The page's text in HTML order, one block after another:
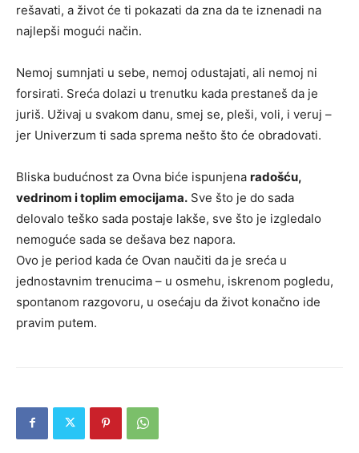
rešavati, a život će ti pokazati da zna da te iznenadi na
najlepši mogući način.
Nemoj sumnjati u sebe, nemoj odustajati, ali nemoj ni
forsirati. Sreća dolazi u trenutku kada prestaneš da je
juriš. Uživaj u svakom danu, smej se, pleši, voli, i veruj –
jer Univerzum ti sada sprema nešto što će obradovati.
Bliska budućnost za Ovna biće ispunjena radošću,
vedrinom i toplim emocijama. Sve što je do sada
delovalo teško sada postaje lakše, sve što je izgledalo
nemoguće sada se dešava bez napora.
Ovo je period kada će Ovan naučiti da je sreća u
jednostavnim trenucima – u osmehu, iskrenom pogledu,
spontanom razgovoru, u osećaju da život konačno ide
pravim putem.